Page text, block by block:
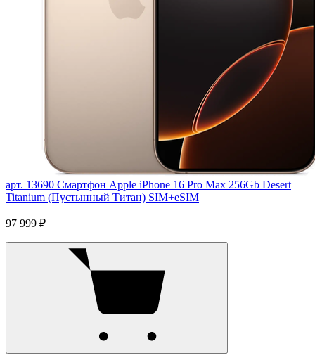
арт. 13690 Смартфон Apple iPhone 16 Pro Max 256Gb Desert
Titanium (Пустынный Титан) SIM+eSIM
97 999 ₽